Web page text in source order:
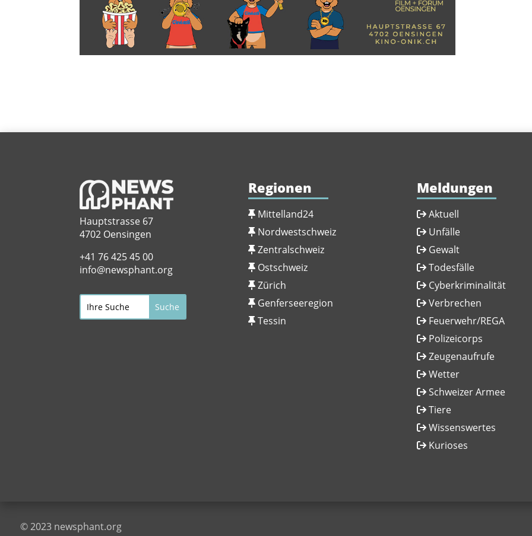
Hauptstrasse 67
4702 Oensingen
+41 76 425 45 00
info@newsphant.org
Regionen
Mittelland24
Nordwestschweiz
Zentralschweiz
Ostschweiz
Zürich
Genferseeregion
Tessin
Meldungen
Aktuell
Unfälle
Gewalt
Todesfälle
Cyberkriminalität
Verbrechen
Feuerwehr/REGA
Polizeicorps
Zeugenaufrufe
Wetter
Schweizer Armee
Tiere
Wissenswertes
Kurioses
© 2023 newsphant.org